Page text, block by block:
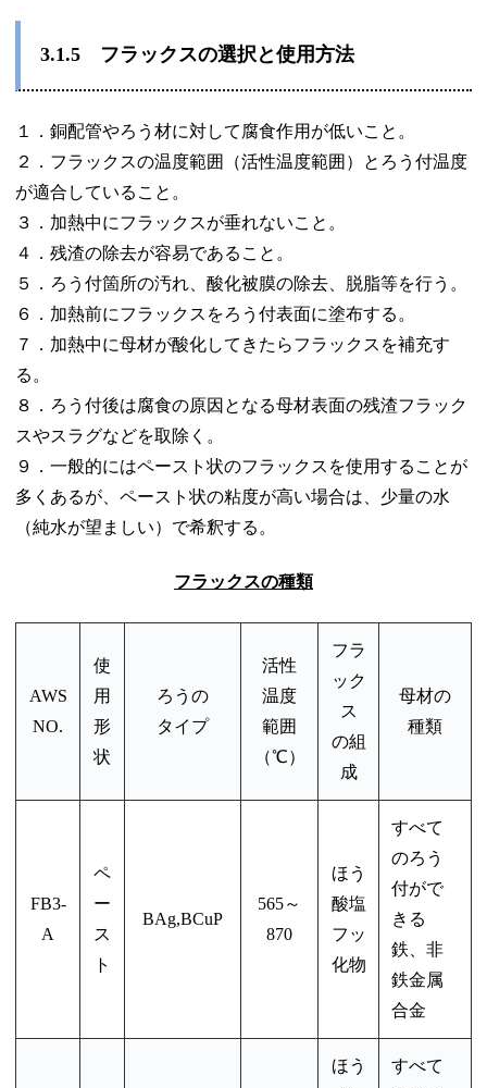
3.1.5 フラックスの選択と使用方法
１．銅配管やろう材に対して腐食作用が低いこと。
２．フラックスの温度範囲（活性温度範囲）とろう付温度
が適合していること。
３．加熱中にフラックスが垂れないこと。
４．残渣の除去が容易であること。
５．ろう付箇所の汚れ、酸化被膜の除去、脱脂等を行う。
６．加熱前にフラックスをろう付表面に塗布する。
７．加熱中に母材が酸化してきたらフラックスを補充す
る。
８．ろう付後は腐食の原因となる母材表面の残渣フラック
スやスラグなどを取除く。
９．一般的にはペースト状のフラックスを使用することが
多くあるが、ペースト状の粘度が高い場合は、少量の水
（純水が望ましい）で希釈する。
フラックスの種類
AWS
NO.
使
用
形
状
ろうの
タイプ
活性
温度
範囲
（℃）
フラ
ック
ス
の組
成
母材の
種類
FB3-
A
ペ
ー
ス
ト
BAg,BCuP
565～
870
ほう
酸塩
フッ
化物
すべて
のろう
付がで
きる
鉄、非
鉄金属
合金
ほう
すべて